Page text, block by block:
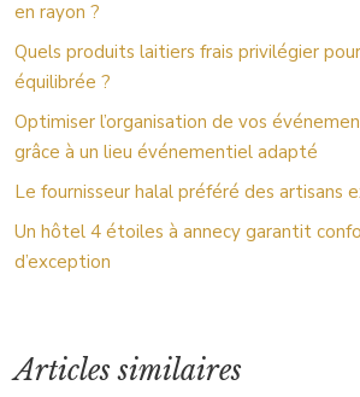
en rayon ?
Quels produits laitiers frais privilégier
équilibrée ?
Optimiser l’organisation de vos
grâce à un lieu événementiel adapté
Le fournisseur halal préféré des artisans
Un hôtel 4 étoiles à annecy garantit
d’exception
Articles similaires